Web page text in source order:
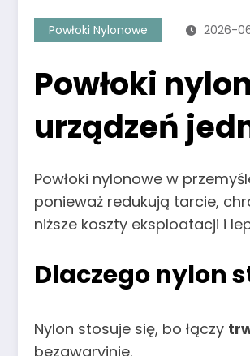
Powłoki Nylonowe 2026-
Powłoki
urządzeń
Powłoki nylonowe w
ponieważ redukują tarcie,
niższe koszty eksploatacji i
Dlaczego nylon
Nylon stosuje się, bo łączy
bezawaryjnie.